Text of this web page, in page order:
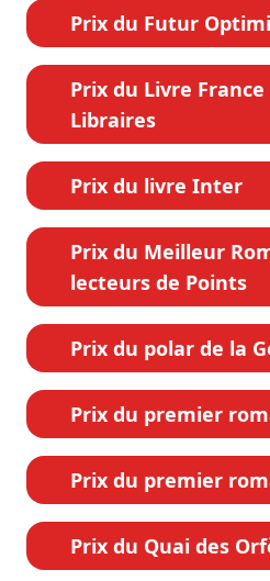
Prix du Futur
Prix du Livre France
Libraires
Prix du livre Inter
Prix du Meilleur
lecteurs de Points
Prix du polar de la
Prix du premier
Prix du premier
Prix du Quai des